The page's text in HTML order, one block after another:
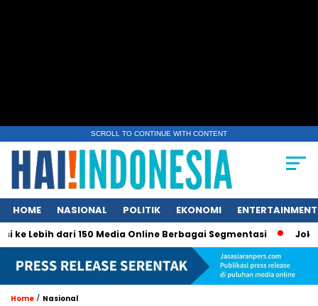
SCROLL TO CONTINUE WITH CONTENT
HOME NASIONAL POLITIK EKONOMI ENTERTAINMENT
150 Media Online Berbagai Segmentasi Jokowi Dituduh
Home / Nasional